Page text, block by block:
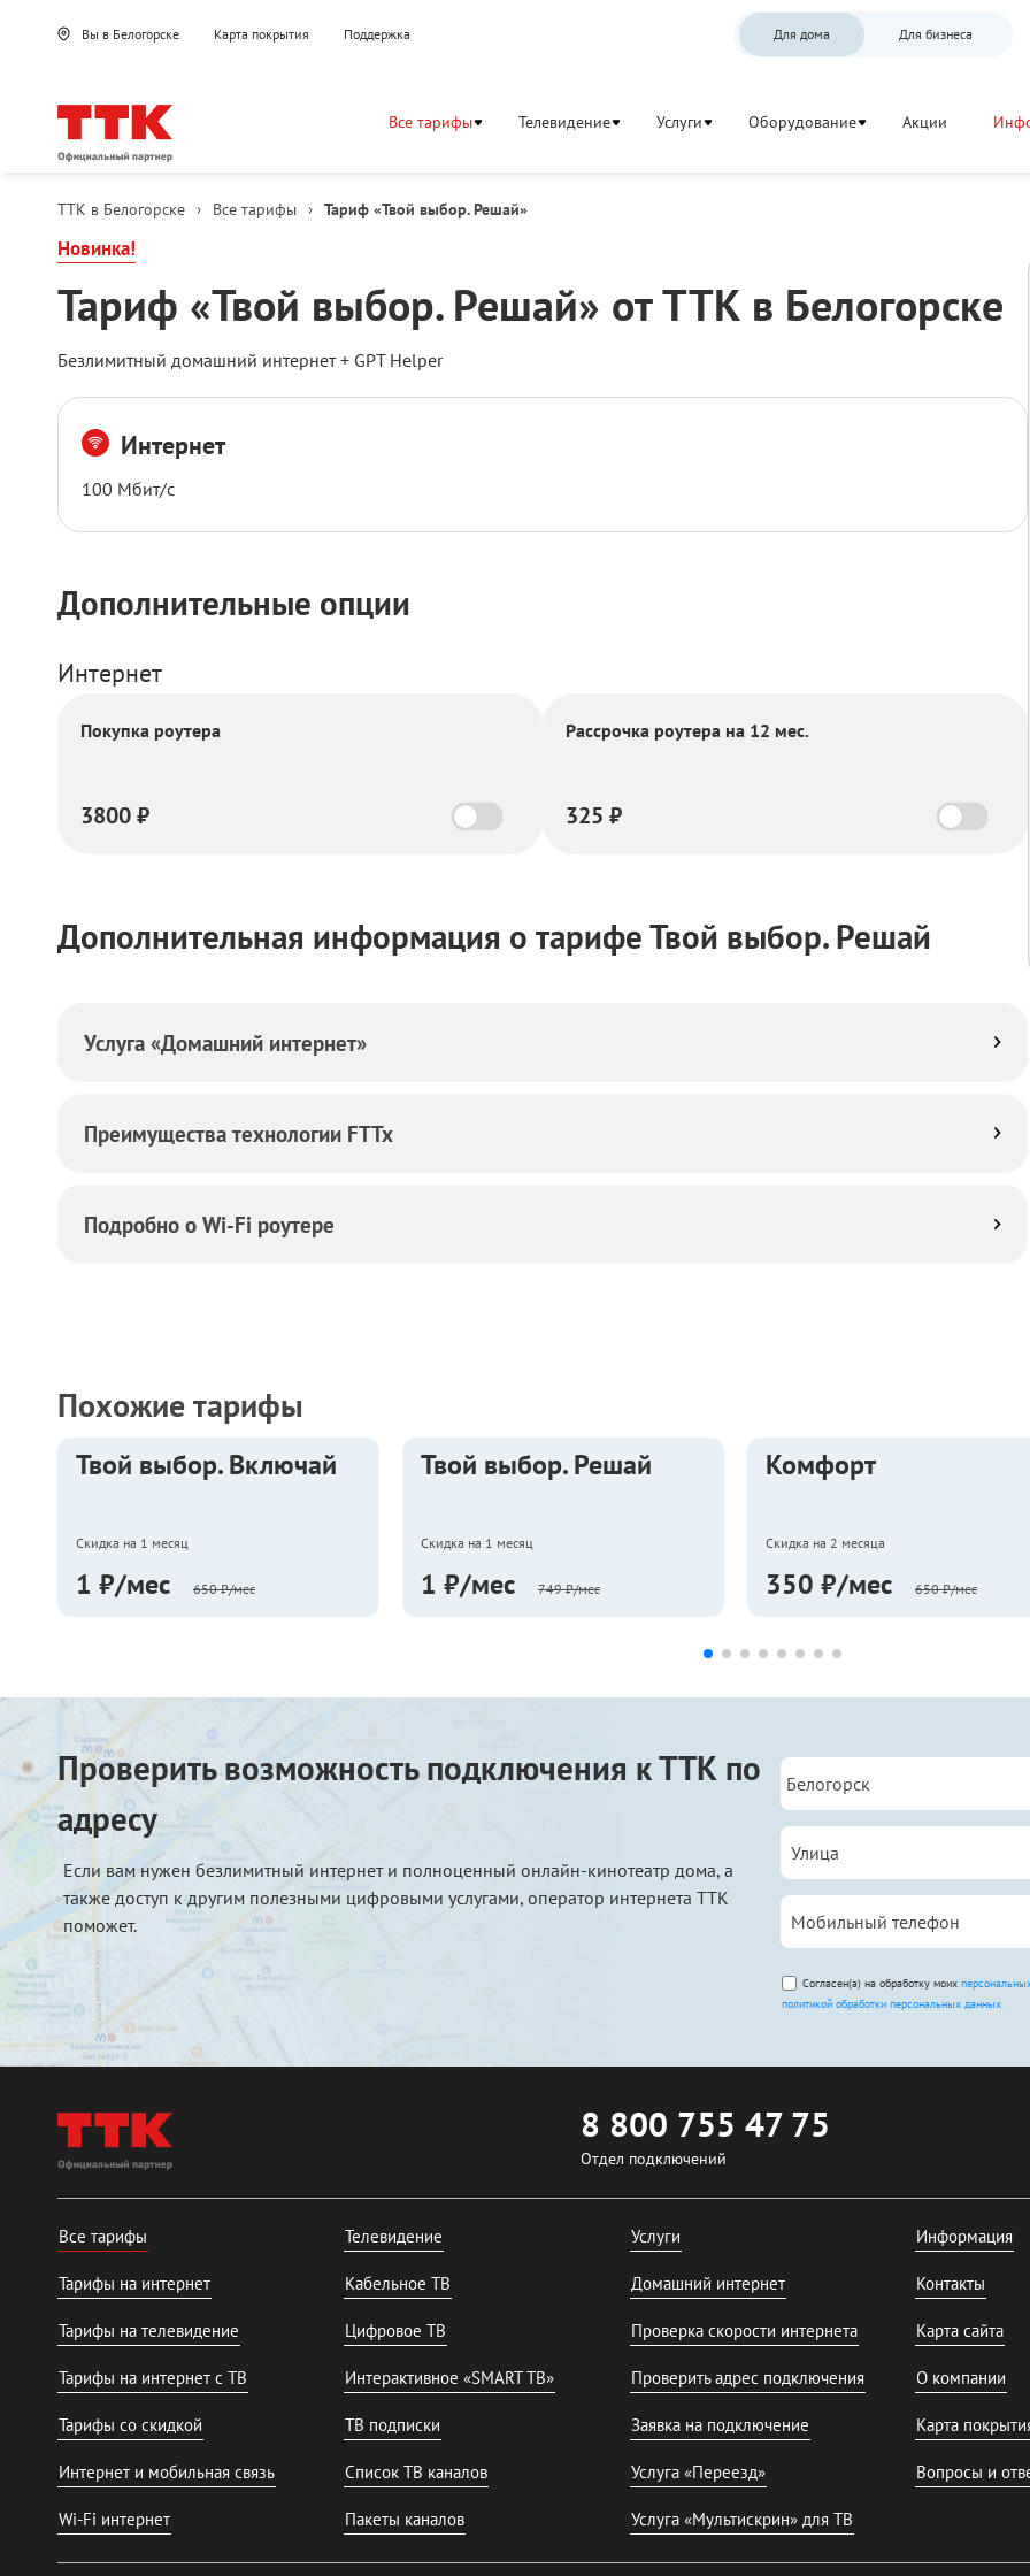
Вы в Белогорске Карта покрытия Поддержка Для дома Для бизнеса
Все тарифы Телевидение Услуги Оборудование Акции
ТТК в Белогорске › Все тарифы › Тариф «Твой выбор. Решай»
Новинка!
Тариф «Твой выбор. Решай» от ТТК в Белогорске
Безлимитный домашний интернет + GPT Helper
Тарифные
опции
Интернет
100 Мбит/с
Дополнительные опции
Интернет
Покупка роутера
3800₽
Рассрочка роутера на 12 мес.
325 ₽
Дополнительная информация о тарифе Твой выбор. Решай
Услуга «Домашний интернет»
Преимущества технологии FTTx
Подробно о Wi-Fi роутере
Похожие тарифы
Твой выбор. Включай
Скидка на 1 месяц
1 ₽/мес 650 ₽/мес
Твой выбор. Решай
Скидка на 1 месяц
1 ₽/мес 749 ₽/мес
Комфорт
Скидка на 2 месяца
350 ₽/мес 650 ₽/мес
Проверить возможность подключения к ТТК по
адресу
Если вам нужен безлимитный интернет и полноценный онлайн-кинотеатр дома, а
также доступ к другим полезными цифровыми услугами, оператор интернета ТТК
поможет.
Согласен(а) на обработку моих
политикой обработки персональных данных
8 800 755 47 75
Отдел подключений
Все тарифы
Тарифы на интернет
Тарифы на телевидение
Тарифы на интернет с ТВ
Тарифы со скидкой
Интернет и мобильная связь
Wi-Fi интернет
Телевидение
Кабельное ТВ
Цифровое ТВ
Интерактивное «SMART ТВ»
ТВ подписки
Список ТВ каналов
Пакеты каналов
Услуги
Домашний интернет
Проверка скорости интернета
Проверить адрес подключения
Заявка на подключение
Услуга «Переезд»
Услуга «Мультискрин» для ТВ
Информация
Контакты
Карта сайта
О компании
Карта
Вопросы и